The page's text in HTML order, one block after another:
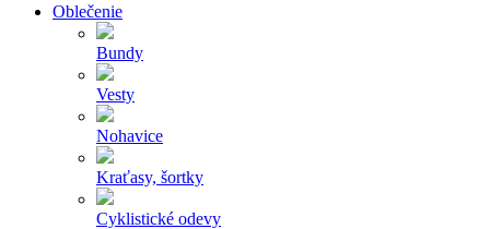
Oblečenie
Bundy
Vesty
Nohavice
Kraťasy, šortky
Cyklistické odevy